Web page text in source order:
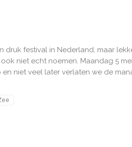
druk festival in Nederland, maar
niet echt noemen. Maandag 5
niet veel later verlaten we de